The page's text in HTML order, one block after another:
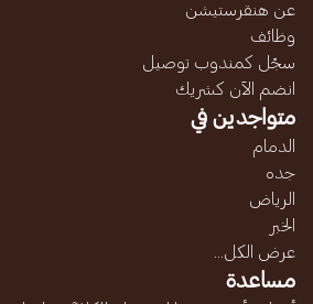
عن هنقرستيشن
وظائف
سجّل كمندوب توصيل
انضم الآن كشريك
متواجدين في
الدمام
جده
الرياض
الخبر
عرض الكل...
مساعدة